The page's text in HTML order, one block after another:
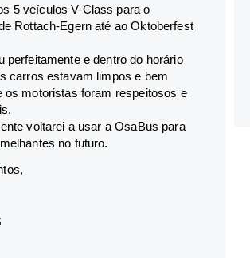
5 veículos V-Class para o
Rottach-Egern até ao Oktoberfest
perfeitamente e dentro do horário
carros estavam limpos e bem
os motoristas foram respeitosos e
voltarei a usar a OsaBus para
no futuro.